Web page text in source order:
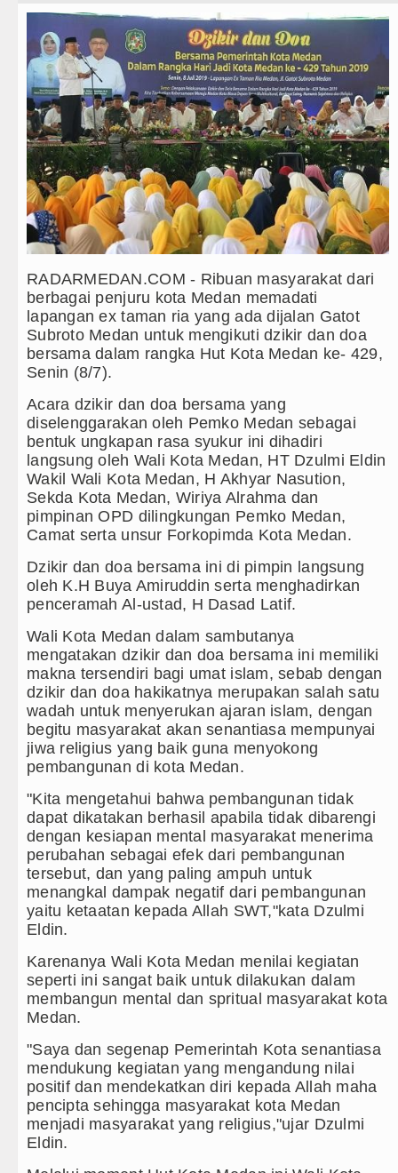
Internasional
Wisata
TIPS dan TRIK
+ Lainnya
Video
Kesehatan
Siraman Rohani
di Hong Kong
di Karo hingga Aktor Intelektual
Hari, Puluhan Kilogram Barbut Dimusnahkan
9 Agustus 2026 Pukul 20.30 WIB
Minggu 9 Agustus 2026 Pukul 18.00 WIB
Perkimcikataru Medan
di Nias Utara
Royong Tanam Pohon di Tarutung
di Thailand
di Karo hingga Aktor Intelektual
Hari, Puluhan Kilogram Barbut Dimusnahkan
9 Agustus 2026 Pukul 20.30 WIB
Minggu 9 Agustus 2026 Pukul 18.00 WIB
Perkimcikataru Medan
di Nias Utara
Royong Tanam Pohon di Tarutung
di Thailand
di Hong Kong
di Karo hingga Aktor Intelektual
Hari, Puluhan Kilogram Barbut Dimusnahkan
9 Agustus 2026 Pukul 20.30 WIB
Minggu 9 Agustus 2026 Pukul 18.00 WIB
RADARMEDAN.COM - Ribuan masyarakat dari
berbagai penjuru kota Medan memadati
lapangan ex taman ria yang ada dijalan Gatot
Subroto Medan untuk mengikuti dzikir dan doa
bersama dalam rangka Hut Kota Medan ke- 429,
Senin (8/7).
Acara dzikir dan doa bersama yang
diselenggarakan oleh Pemko Medan sebagai
bentuk ungkapan rasa syukur ini dihadiri
langsung oleh Wali Kota Medan, HT Dzulmi Eldin
Wakil Wali Kota Medan, H Akhyar Nasution,
Sekda Kota Medan, Wiriya Alrahma dan
pimpinan OPD dilingkungan Pemko Medan,
Camat serta unsur Forkopimda Kota Medan.
Dzikir dan doa bersama ini di pimpin langsung
oleh K.H Buya Amiruddin serta menghadirkan
penceramah Al-ustad, H Dasad Latif.
Wali Kota Medan dalam sambutanya
mengatakan dzikir dan doa bersama ini memiliki
makna tersendiri bagi umat islam, sebab dengan
dzikir dan doa hakikatnya merupakan salah satu
wadah untuk menyerukan ajaran islam, dengan
begitu masyarakat akan senantiasa mempunyai
jiwa religius yang baik guna menyokong
pembangunan di kota Medan.
"Kita mengetahui bahwa pembangunan tidak
dapat dikatakan berhasil apabila tidak dibarengi
dengan kesiapan mental masyarakat menerima
perubahan sebagai efek dari pembangunan
tersebut, dan yang paling ampuh untuk
menangkal dampak negatif dari pembangunan
yaitu ketaatan kepada Allah SWT,"kata Dzulmi
Eldin.
Karenanya Wali Kota Medan menilai kegiatan
seperti ini sangat baik untuk dilakukan dalam
membangun mental dan spritual masyarakat kota
Medan.
"Saya dan segenap Pemerintah Kota senantiasa
mendukung kegiatan yang mengandung nilai
positif dan mendekatkan diri kepada Allah maha
pencipta sehingga masyarakat kota Medan
menjadi masyarakat yang religius,"ujar Dzulmi
Eldin.